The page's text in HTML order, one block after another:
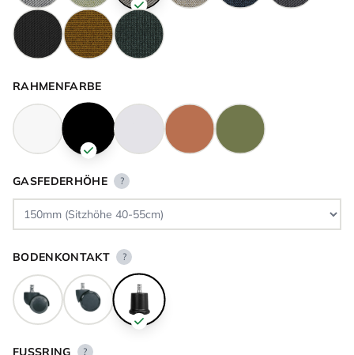
RAHMENFARBE
GASFEDERHÖHE ?
BODENKONTAKT ?
FUSSRING ?